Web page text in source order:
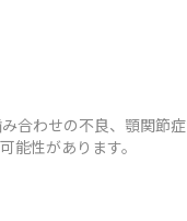
合わせの不良、顎関節症
性があります。